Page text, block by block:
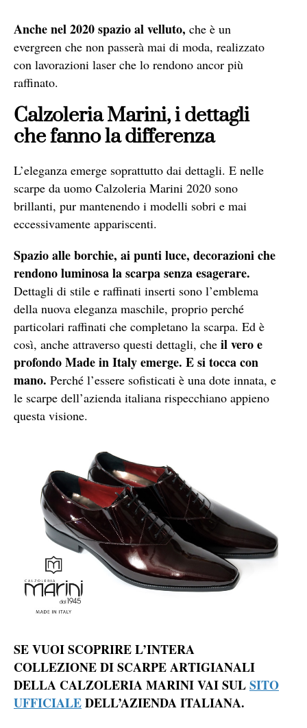
Anche nel 2020 spazio al velluto, che è un
evergreen che non passerà mai di moda, realizzato
con lavorazioni laser che lo rendono ancor più
raffinato.
Calzoleria Marini, i dettagli
che fanno la differenza
L’eleganza emerge soprattutto dai dettagli. E nelle
scarpe da uomo Calzoleria Marini 2020 sono
brillanti, pur mantenendo i modelli sobri e mai
eccessivamente appariscenti.
Spazio alle borchie, ai punti luce, decorazioni che
rendono luminosa la scarpa senza esagerare.
Dettagli di stile e raffinati inserti sono l’emblema
della nuova eleganza maschile, proprio perché
particolari raffinati che completano la scarpa. Ed è
così, anche attraverso questi dettagli, che il vero e
profondo Made in Italy emerge. E si tocca con
mano. Perché l’essere sofisticati è una dote innata, e
le scarpe dell’azienda italiana rispecchiano appieno
questa visione.
SE VUOI SCOPRIRE L’INTERA
COLLEZIONE DI SCARPE ARTIGIANALI
DELLA CALZOLERIA MARINI VAI SULSITO
UFFICIALEDELL’AZIENDA ITALIANA.